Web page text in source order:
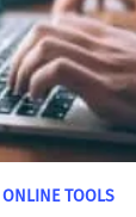
ONLINE TOOLS